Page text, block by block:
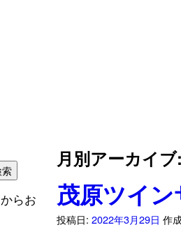
からお
月別アーカイ
茂原ツイ
投稿日: 2022年3月29日 作